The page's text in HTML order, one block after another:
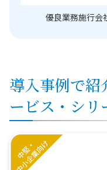
優良業務施行会
導入事例で紹
ービス・シリ